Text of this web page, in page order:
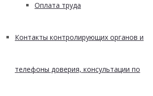
Оплата труда
Контакты контролирующих органов и
телефоны доверия, консультации по